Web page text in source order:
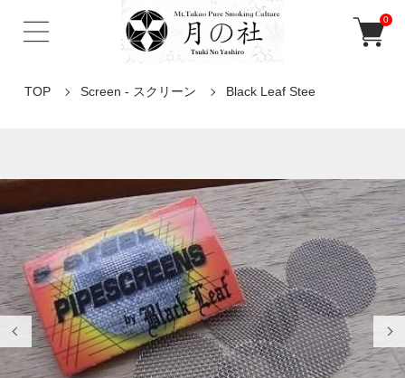
0
TOP Screen - スクリーン Black Leaf Stee